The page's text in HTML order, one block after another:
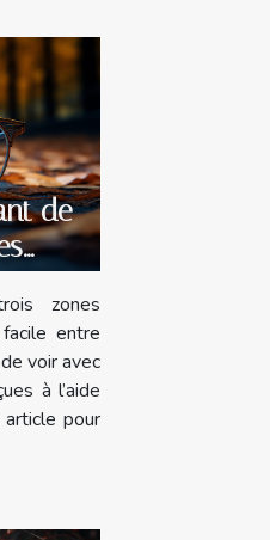
de
zones
entre
voir avec
à l’aide
pour